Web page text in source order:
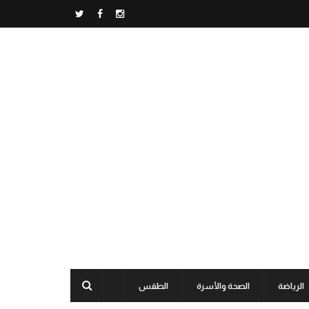
الرياضة الصحة والأسرة الطقس